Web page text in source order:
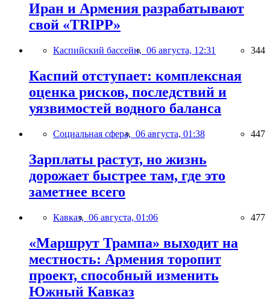
Иран и Армения разрабатывают
свой «TRIPP»
Каспийский бассейн, 06 августа, 12:31 344
Каспий отступает: комплексная
оценка рисков, последствий и
уязвимостей водного баланса
Социальная сфера, 06 августа, 01:38 447
Зарплаты растут, но жизнь
дорожает быстрее там, где это
заметнее всего
Кавказ, 06 августа, 01:06 477
«Маршрут Трампа» выходит на
местность: Армения торопит
проект, способный изменить
Южный Кавказ